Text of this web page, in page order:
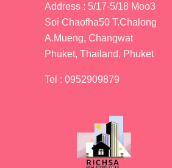
Address : 5/17-5/18 Moo3
Soi Chaofha50 T.Chalong
A.Mueng, Changwat
Phuket, Thailand, Phuket
Tel : 0952909879